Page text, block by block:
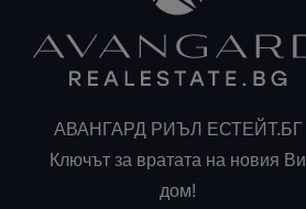
АВАНГАРД РИЪЛ ЕСТЕЙТ.БГ
Ключът за вратата на новия Ви
дом!